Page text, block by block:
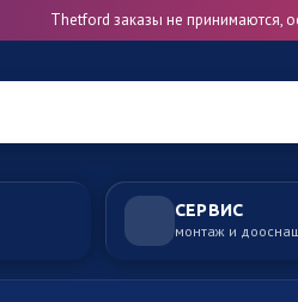
Thetford заказы не принимаются,
СЕРВИС
монтаж и